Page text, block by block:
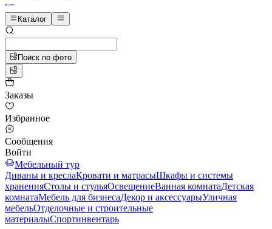
Каталог
Поиск по фото
Заказы
Избранное
Сообщения
Войти
Мебельный тур
Диваны и креслаКровати и матрасыШкафы и системы
храненияСтолы и стульяОсвещениеВанная комнатаДетская
комнатаМебель для бизнесаДекор и аксессуарыУличная
мебельОтделочные и строительные
материалыСпортинвентарь